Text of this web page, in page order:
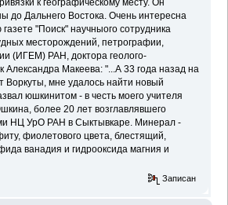
к географическому месту. Он
до Дальнего Востока. Очень интересна
"Поиск" научныого сотрудника
месторождений, петрографии,
(ИГЕМ) РАН, доктора геолого-
Александра Макеева: "...А 33 года назад на
Воркуты, мне удалось найти новый
юшкинитом - в честь моего учителя
более 20 лет возглавлявшего
НЦ УрО РАН в Сыктывкаре. Минерал -
фиолетового цвета, блестящий,
ванадия и гидрооксида магния и
Записан